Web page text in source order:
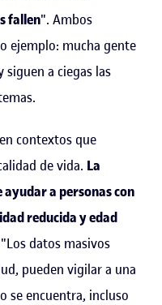
fallen". Ambos
ejemplo: mucha gente
siguen a ciegas las
contextos que
de vida. La
a personas con
reducida y edad
datos masivos
pueden vigilar a una
se encuentra, incluso